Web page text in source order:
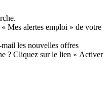
Mes alertes emploi » de votre
les nouvelles offres
? Cliquez sur le lien « Activer